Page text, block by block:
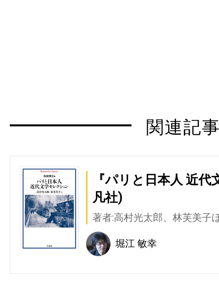
関連記
『パリと日本人 近
凡社)
著者:高村光太郎、林芙美子
堀江 敏幸